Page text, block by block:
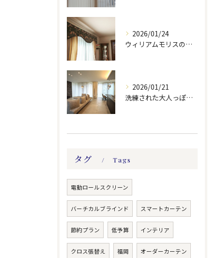
2026/01/24
ウィリアムモリスの生地ででバランスを製作しました。
2026/01/21
洗練された大人っぽい空間。
タグ Tags
電動ロールスクリーン
バーチカルブラインド スマートカーテン
節約プラン 低予算 インテリア
クロス張替え 福岡 オーダーカーテン